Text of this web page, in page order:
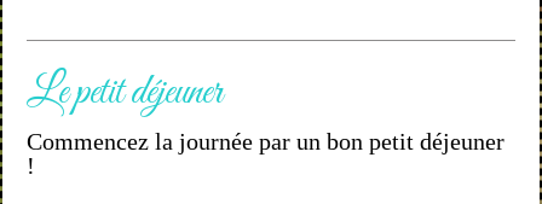
Le petit déjeuner
Commencez la journée par un bon petit déjeuner
!